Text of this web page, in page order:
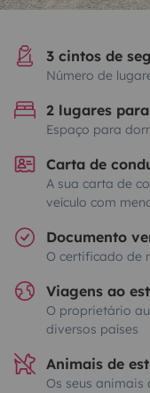
3 cintos de
Número de
2 lugares
Espaço para
Carta de
A sua carta de
veículo com
Documento
O certificado de
Viagens ao
O proprietário
diversos países
Animais de
Os seus